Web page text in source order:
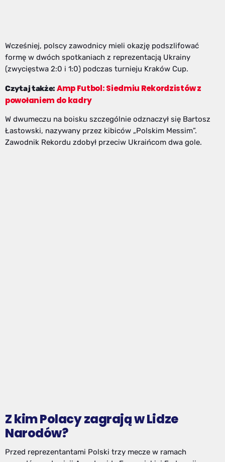
Wcześniej, polscy zawodnicy mieli okazję podszlifować
formę w dwóch spotkaniach z reprezentacją Ukrainy
(zwycięstwa 2:0 i 1:0) podczas turnieju Kraków Cup.
Czytaj także: Amp Futbol: Siedmiu Rekordzistów z
powołaniem do kadry
W dwumeczu na boisku szczególnie odznaczył się Bartosz
Łastowski, nazywany przez kibiców „Polskim Messim”.
Zawodnik Rekordu zdobył przeciw Ukraińcom dwa gole.
Z kim Polacy zagrają w Lidze
Narodów?
Przed reprezentantami Polski trzy mecze w ramach